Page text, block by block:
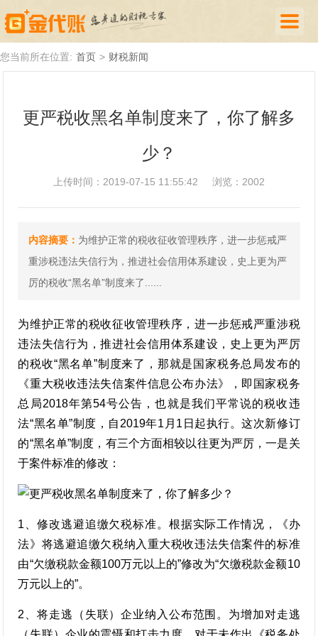
代理记账
厦门落户
财税新闻
关于我们
诚聘英才
您当前所在位置: 首页 > 财税新闻
更严税收黑名单制度来了，你了解多
少？
上传时间：2019-07-15 11:55:42 浏览：2002
内容摘要： 为维护正常的税收征收管理秩序，进一步惩戒严
重涉税违法失信行为，推进社会信用体系建设，史上更为严
厉的税收“黑名单”制度来了......
为维护正常的税收征收管理秩序，进一步惩戒严重涉税
违法失信行为，推进社会信用体系建设，史上更为严厉
的税收“黑名单”制度来了，那就是国家税务总局发布的
《重大税收违法失信案件信息公布办法》，即国家税务
总局2018年第54号公告，也就是我们平常说的税收违
法“黑名单”制度，自2019年1月1日起执行。这次新修订
的“黑名单”制度，有三个方面相较以往更为严厉，一是关
于案件标准的修改：
1、修改逃避追缴欠税标准。根据实际工作情况，《办
法》将逃避追缴欠税纳入重大税收违法失信案件的标准
由“欠缴税款金额100万元以上的”修改为“欠缴税款金额10
万元以上的”。
2、将走逃（失联）企业纳入公布范围。为增加对走逃